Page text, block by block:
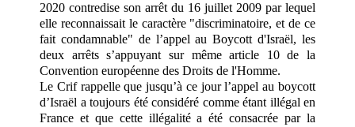
2020 contredise son arrêt du 16 juillet 2009 par lequel
elle reconnaissait le caractère "discriminatoire, et de ce
fait condamnable" de l’appel au Boycott d'Israël, les
deux arrêts s’appuyant sur même article 10 de la
Convention européenne des Droits de l'Homme.
Le Crif rappelle que jusqu’à ce jour l’appel au boycott
d’Israël a toujours été considéré comme étant illégal en
France et que cette illégalité a été consacrée par la